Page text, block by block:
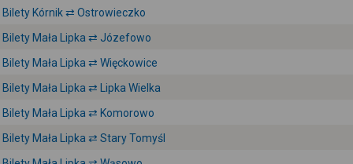
Bilety Kórnik ⇄ Ostrowieczko
Bilety Mała Lipka ⇄ Józefowo
Bilety Mała Lipka ⇄ Więckowice
Bilety Mała Lipka ⇄ Lipka Wielka
Bilety Mała Lipka ⇄ Komorowo
Bilety Mała Lipka ⇄ Stary Tomyśl